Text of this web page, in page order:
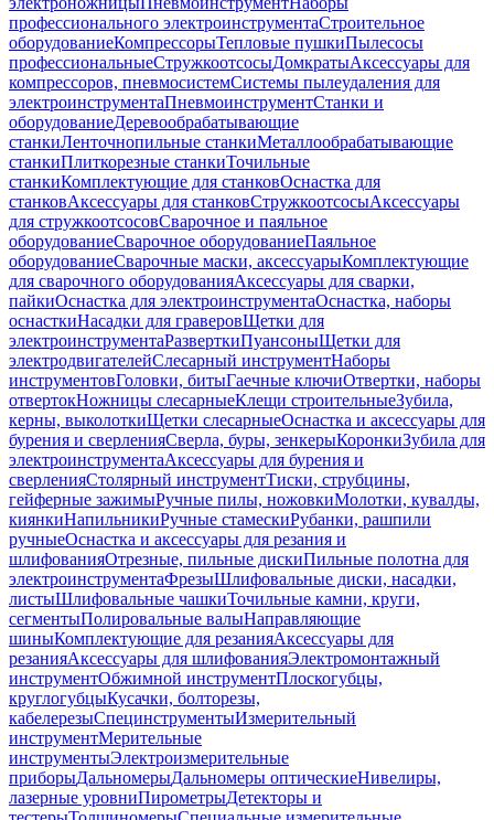
профессионального электроинструментаСтроительное
оборудованиеКомпрессорыТепловые пушкиПылесосы
профессиональныеСтружкоотсосыДомкратыАксессуары для
компрессоров, пневмосистемСистемы пылеудаления для
электроинструментаПневмоинструментСтанки и
оборудованиеДеревообрабатывающие
станкиЛенточнопильные станкиМеталлообрабатывающие
станкиПлиткорезные станкиТочильные
станкиКомплектующие для станковОснастка для
станковАксессуары для станковСтружкоотсосыАксессуары
для стружкоотсосовСварочное и паяльное
оборудованиеСварочное оборудованиеПаяльное
оборудованиеСварочные маски, аксессуарыКомплектующие
для сварочного оборудованияАксессуары для сварки,
пайкиОснастка для электроинструментаОснастка, наборы
оснасткиНасадки для граверовЩетки для
электроинструментаРазверткиПуансоныЩетки для
электродвигателейСлесарный инструментНаборы
инструментовГоловки, битыГаечные ключиОтвертки, наборы
отвертокНожницы слесарныеКлещи строительныеЗубила,
керны, выколоткиЩетки слесарныеОснастка и аксессуары для
бурения и сверленияСверла, буры, зенкерыКоронкиЗубила для
электроинструментаАксессуары для бурения и
сверленияСтолярный инструментТиски, струбцины,
гейферные зажимыРучные пилы, ножовкиМолотки, кувалды,
киянкиНапильникиРучные стамескиРубанки, рашпили
ручныеОснастка и аксессуары для резания и
шлифованияОтрезные, пильные дискиПильные полотна для
электроинструментаФрезыШлифовальные диски, насадки,
листыШлифовальные чашкиТочильные камни, круги,
сегментыПолировальные валыНаправляющие
шиныКомплектующие для резанияАксессуары для
резанияАксессуары для шлифованияЭлектромонтажный
инструментОбжимной инструментПлоскогубцы,
круглогубцыКусачки, болторезы,
кабелерезыСпецинструментыИзмерительный
инструментМерительные
инструментыЭлектроизмерительные
приборыДальномерыДальномеры оптическиеНивелиры,
лазерные уровниПирометрыДетекторы и